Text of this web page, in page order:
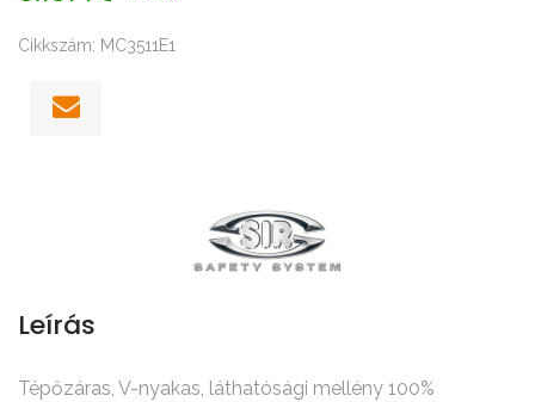
Cikkszám: MC3511E1
Leírás
Tépőzáras, V-nyakas, láthatósági mellény 100%